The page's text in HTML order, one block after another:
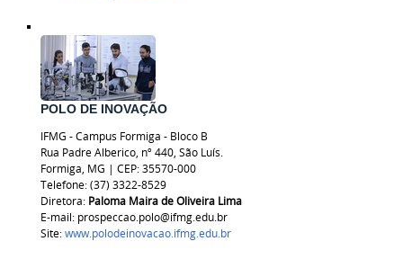
POLO DE INOVAÇÃO
IFMG - Campus Formiga - Bloco B
Rua Padre Alberico, nº 440, São Luís.
Formiga, MG | CEP: 35570-000
Telefone: (37) 3322-8529
Diretora: Paloma Maira de Oliveira Lima
E-mail: prospeccao.polo@ifmg.edu.br
Site:www.polodeinovacao.ifmg.edu.br